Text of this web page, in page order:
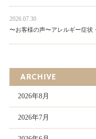
2026.07.30
〜お客様の声〜アレルギー症状
ARCHIVE
2026年8月
2026年7月